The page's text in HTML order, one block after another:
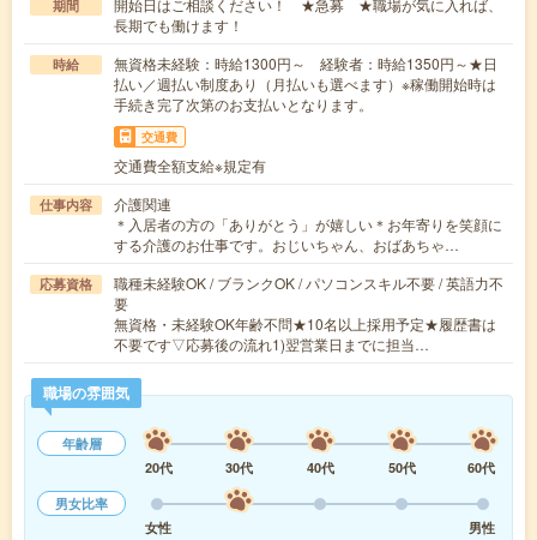
期間
開始日はご相談ください！ ★急募 ★職場が気に入れば、
長期でも働けます！
時給
無資格未経験：時給1300円～ 経験者：時給1350円～★日
払い／週払い制度あり（月払いも選べます）※稼働開始時は
手続き完了次第のお支払いとなります。
交通費
交通費全額支給※規定有
仕事内容
介護関連
＊入居者の方の「ありがとう」が嬉しい＊お年寄りを笑顔に
する介護のお仕事です。おじいちゃん、おばあちゃ…
応募資格
職種未経験OK / ブランクOK / パソコンスキル不要 / 英語力不
要
無資格・未経験OK年齢不問★10名以上採用予定★履歴書は
不要です▽応募後の流れ1)翌営業日までに担当…
職場の雰囲気
年齢層
20代
30代 40代 50代
60代
男女比率
女性
男性